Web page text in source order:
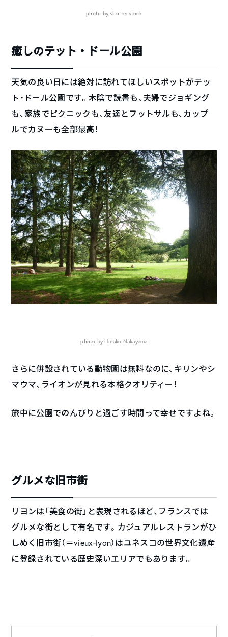
photo by shutterstock
癒しのテット・ドール公園
天気の良い日には絶対に訪れてほしいスポットがテッ
ト・ドール公園です。木陰で読書も、夫婦でジョギング
も、家族でピクニックも、友達とフットサルも、カップ
ルでカヌーも全部最高！
photo by Hinako Nakayama
さらに併設されている動物園は無料なのに、キリンやシ
マウマ、ライオンが見れる本格クオリティー！
旅中に公園でのんびりと過ごす時間って幸せですよね。
グルメな旧市街
リヨンは「美食の街」と表現されるほど、フランスでは
グルメな街として有名です。カジュアルレストランがひ
しめく旧市街（＝vieux-lyon）はユネスコの世界文化遺産
に登録されている歴史深いエリアでもあります。